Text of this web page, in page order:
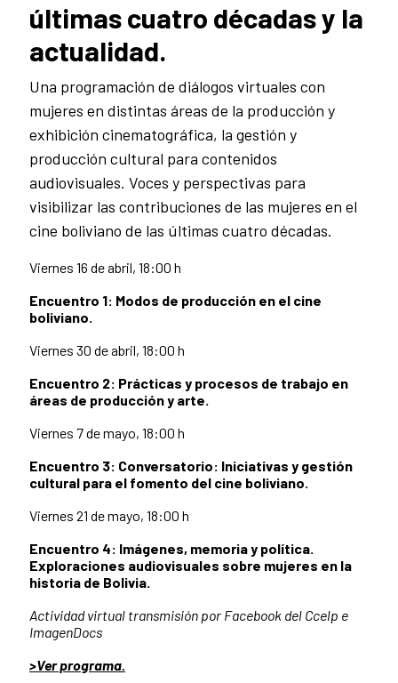
últimas cuatro décadas y la
actualidad.
Una programación de diálogos virtuales con
mujeres en distintas áreas de la producción y
exhibición cinematográfica, la gestión y
producción cultural para contenidos
audiovisuales. Voces y perspectivas para
visibilizar las contribuciones de las mujeres en el
cine boliviano de las últimas cuatro décadas.
Viernes 16 de abril, 18:00 h
Encuentro 1: Modos de producción en el cine
boliviano.
Viernes 30 de abril, 18:00 h
Encuentro 2: Prácticas y procesos de trabajo en
áreas de producción y arte.
Viernes 7 de mayo, 18:00 h
Encuentro 3: Conversatorio: Iniciativas y gestión
cultural para el fomento del cine boliviano.
Viernes 21 de mayo, 18:00 h
Encuentro 4: Imágenes, memoria y política.
Exploraciones audiovisuales sobre mujeres en la
historia de Bolivia.
Actividad virtual transmisión por Facebook del Ccelp e
ImagenDocs
>Ver programa.